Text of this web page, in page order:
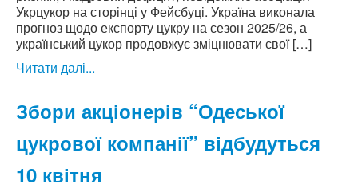
Укрцукор на сторінці у Фейсбуці. Україна виконала
прогноз щодо експорту цукру на сезон 2025/26, а
український цукор продовжує зміцнювати свої […]
Читати далі...
Збори акціонерів “Одеської
цукрової компанії” відбудуться
10 квітня